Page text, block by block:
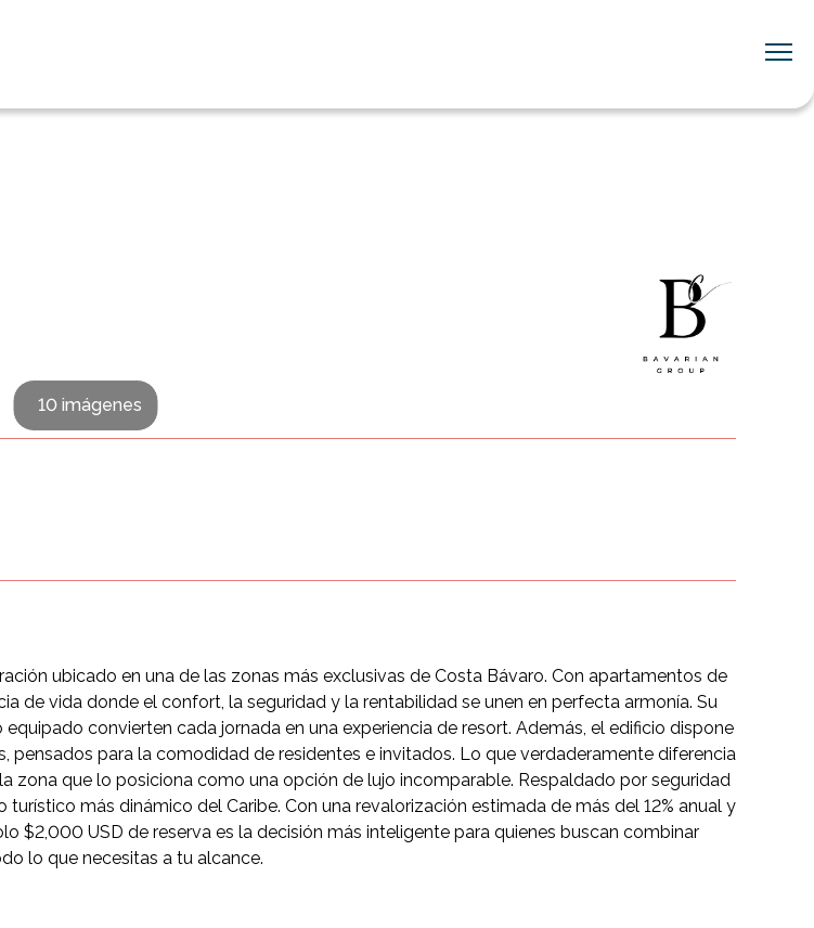
10 imágenes
ubicado en una de las zonas más exclusivas de Costa Bávaro. Con apartamentos de
de vida donde el confort, la seguridad y la rentabilidad se unen en perfecta armonía. Su
convierten cada jornada en una experiencia de resort. Además, el edificio dispone
para la comodidad de residentes e invitados. Lo que verdaderamente diferencia
zona que lo posiciona como una opción de lujo incomparable. Respaldado por seguridad
más dinámico del Caribe. Con una revalorización estimada de más del 12% anual y
$2,000 USD de reserva es la decisión más inteligente para quienes buscan combinar
lo que necesitas a tu alcance.